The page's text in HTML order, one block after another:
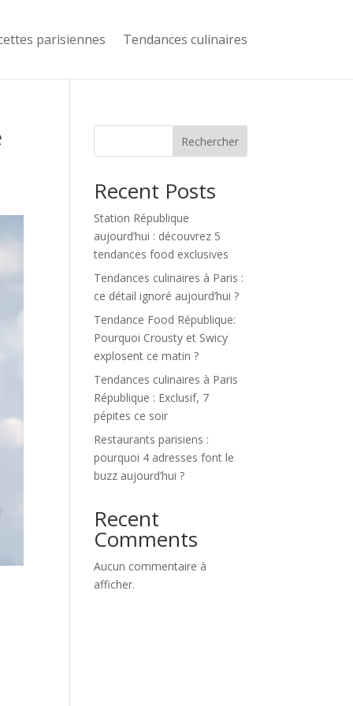
parisiennes Tendances culinaires
Rechercher
Recent Posts
Station République
aujourd’hui : découvrez 5
tendances food exclusives
Tendances culinaires à Paris :
ce détail ignoré aujourd’hui ?
Tendance Food République:
Pourquoi Crousty et Swicy
explosent ce matin ?
Tendances culinaires à Paris
République : Exclusif, 7
pépites ce soir
Restaurants parisiens :
pourquoi 4 adresses font le
buzz aujourd’hui ?
Recent
Comments
Aucun commentaire à
afficher.